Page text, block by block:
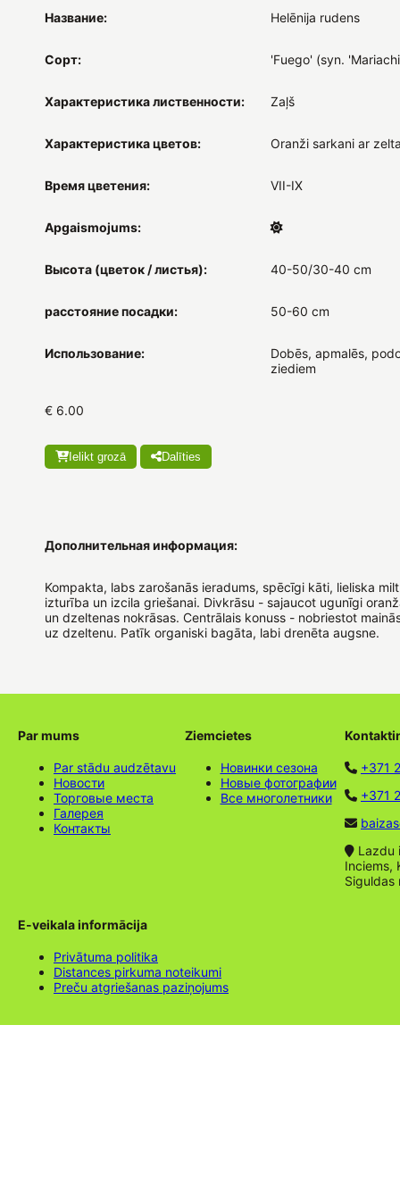
Название: Helēnija rudens
Сорт: 'Fuego' (syn.
Характеристика лиственности: Zaļš
Характеристика цветов: Oranži sarkani ar
Время цветения: VII-IX
Apgaismojums:
Высота (цветок / листья): 40-50/30-40 cm
расстояние посадки: 50-60 cm
Использование:
Dobēs, apmalēs,
ziediem
€ 6.00
Ielikt grozā Dalīties
Дополнительная информация:
Kompakta, labs zarošanās ieradums, spēcīgi kāti, lieliska
izturība un izcila griešanai. Divkrāsu - sajaucot ugunīgi
un dzeltenas nokrāsas. Centrālais konuss - nobriestot
uz dzeltenu. Patīk organiski bagāta, labi drenēta augsne.
Par mums
Par stādu audzētavu
Новости
Торговые места
Галерея
Контакты
Ziemcietes
Новинки сезона
Новые фотографии
Все многолетники
+371
+371
Lazdu
Inciems,
Siguldas
E-veikala informācija
Privātuma politika
Distances pirkuma noteikumi
Preču atgriešanas paziņojums